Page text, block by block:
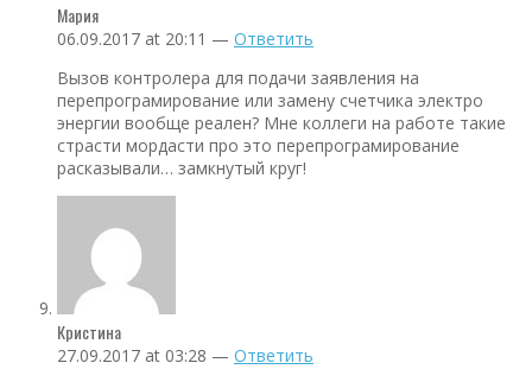
Мария
06.09.2017 at 20:11 — Ответить
Вызов контролера для подачи заявления на
перепрограмирование или замену счетчика электро
энергии вообще реален? Мне коллеги на работе такие
страсти мордасти про это перепрограмирование
расказывали… замкнутый круг!
Кристина
27.09.2017 at 03:28 — Ответить